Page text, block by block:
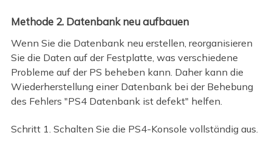
Methode 2. Datenbank neu aufbauen
Wenn Sie die Datenbank neu erstellen, reorganisieren
Sie die Daten auf der Festplatte, was verschiedene
Probleme auf der PS beheben kann. Daher kann die
Wiederherstellung einer Datenbank bei der Behebung
des Fehlers "PS4 Datenbank ist defekt" helfen.
Schritt 1. Schalten Sie die PS4-Konsole vollständig aus.